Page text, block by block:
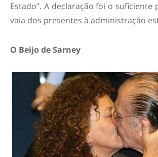
Estado”. A declaração foi o suficiente
vaia dos presentes à administração
O Beijo de Sarney